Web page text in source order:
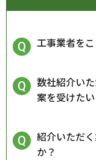
工事業者を
数社紹介い
案を受けたい
紹介いただ
か？